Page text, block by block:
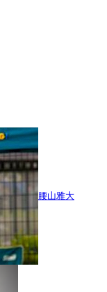
腰山雅大